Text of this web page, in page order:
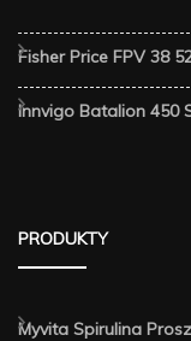
Fisher Price FPV 38
Innvigo Batalion 450
PRODUKTY
Myvita Spirulina